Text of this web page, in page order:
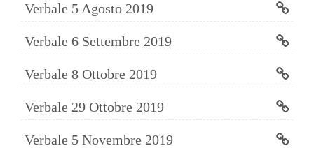
Verbale 5 Agosto 2019
Verbale 6 Settembre 2019
Verbale 8 Ottobre 2019
Verbale 29 Ottobre 2019
Verbale 5 Novembre 2019